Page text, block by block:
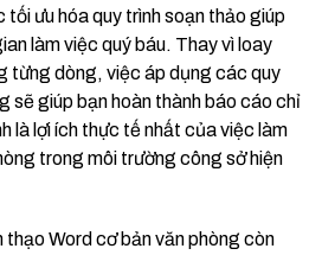
tối ưu hóa quy trình soạn thảo giúp
làm việc quý báu. Thay vì loay
từng dòng, việc áp dụng các quy
sẽ giúp bạn hoàn thành báo cáo chỉ
là lợi ích thực tế nhất của việc làm
trong môi trường công sở hiện
Word cơ bản văn phòng còn